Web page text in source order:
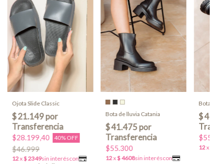
Ojota Slide Classic
$28.199,40 40% OFF
$46.999
Bota de lluvia Catania
$55.300
Bota